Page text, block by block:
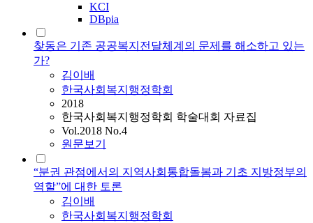
KCI
DBpia
찾동은 기존 공공복지전달체계의 문제를 해소하고 있는
가?
김이배
한국사회복지행정학회
2018
한국사회복지행정학회 학술대회 자료집
Vol.2018 No.4
원문보기
“분권 관점에서의 지역사회통합돌봄과 기초 지방정부의
역할”에 대한 토론
김이배
한국사회복지행정학회